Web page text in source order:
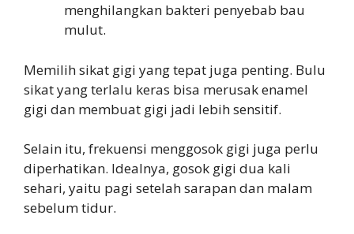
menghilangkan bakteri penyebab bau
mulut.
Memilih sikat gigi yang tepat juga penting. Bulu
sikat yang terlalu keras bisa merusak enamel
gigi dan membuat gigi jadi lebih sensitif.
Selain itu, frekuensi menggosok gigi juga perlu
diperhatikan. Idealnya, gosok gigi dua kali
sehari, yaitu pagi setelah sarapan dan malam
sebelum tidur.